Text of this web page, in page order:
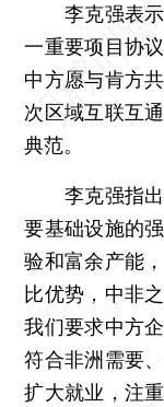
李克强表示
一重要项目协
中方愿与肯方
次区域互联互
典范。
李克强指出
要基础设施的
验和富余产能
比优势，中非
我们要求中方
符合非洲需要
扩大就业，注